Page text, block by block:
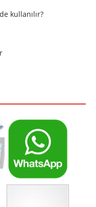
kullanılır?